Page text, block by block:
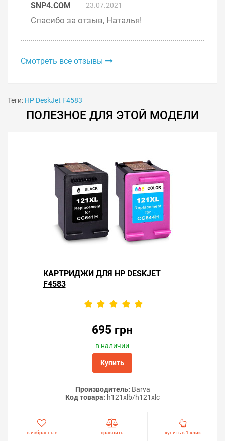
Мы ответим на вопросы и поможем сделать печать на
принтере экономичной.
SNP4.COM 23.07.2021
Спасибо за отзыв, Наталья!
Смотреть все отзывы
Теги: HP DeskJet F4583
ПОЛЕЗНОЕ ДЛЯ ЭТОЙ МОДЕЛИ
КАРТРИДЖИ ДЛЯ HP DESKJET
F4583
695 грн
в наличии
Купить
Производитель: Barva
Код товара: h121xlb/h121xlc
в избранные сравнить купить в 1 клик